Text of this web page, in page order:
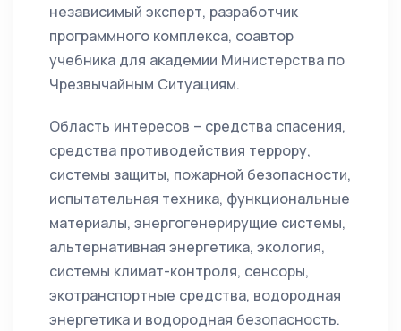
независимый эксперт, разработчик
программного комплекса, соавтор
учебника для академии Министерства по
Чрезвычайным Ситуациям.
Область интересов – средства спасения,
средства противодействия террору,
системы защиты, пожарной безопасности,
испытательная техника, функциональные
материалы, энергогенерирущие системы,
альтернативная энергетика, экология,
системы климат-контроля, сенсоры,
экотранспортные средства, водородная
энергетика и водородная безопасность.